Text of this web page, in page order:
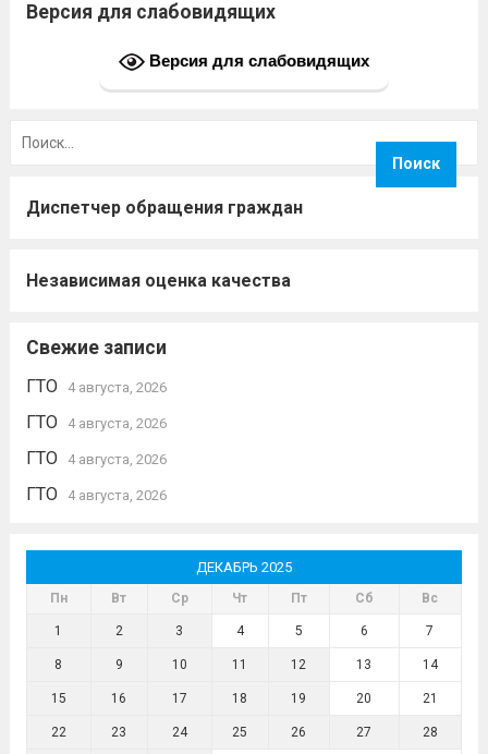
Версия для слабовидящих
Версия для слабовидящих
Диспетчер обращения граждан
Независимая оценка качества
Свежие записи
ГТО 4 августа, 2026
ГТО 4 августа, 2026
ГТО 4 августа, 2026
ГТО 4 августа, 2026
ДЕКАБРЬ 2025
Пн Вт Ср Чт Пт Сб Вс
1 2 3 4 5 6 7
8 9 10 11 12 13 14
15 16 17 18 19 20 21
22 23 24 25 26 27 28